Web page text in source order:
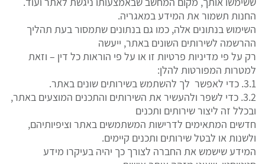
החנות תשמור את המידע במאגריה.
השימוש בנתונים אלה, כמו גם בנתונים שתמסור בעת תהליך
ההרשמה לשירותים השונים באתר, ייעשה
רק על פי מדיניות פרטיות זו או על פי הוראות כל דין – וזאת
למטרות המפורטות להלן:
3.1. כדי לאפשר לך להשתמש בשירותים שונים באתר.
3.2. כדי לשפר ולהעשיר את השירותים והתכנים המוצעים באתר,
ובכלל זה ליצור שירותים ותכנים
חדשים המתאימים לדרישות המשתמשים באתר וציפיותיהם,
ולשנות או לבטל שירותים ותכנים קיימים.
המידע שישמש את החברה לצורך כך יהיה בעיקרו מידע